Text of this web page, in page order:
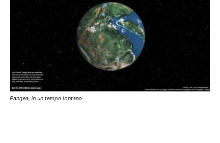
Pangea, in un tempo lontano